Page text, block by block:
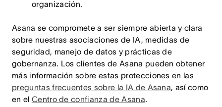
organización.
Asana se compromete a ser siempre abierta y clara
sobre nuestras asociaciones de IA, medidas de
seguridad, manejo de datos y prácticas de
gobernanza. Los clientes de Asana pueden obtener
más información sobre estas protecciones en las
preguntas frecuentes sobre la IA de Asana, así como
en el Centro de confianza de Asana.